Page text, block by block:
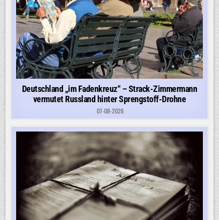
Deutschland „im Fadenkreuz“ – Strack-Zimmermann
vermutet Russland hinter Sprengstoff-Drohne
07-08-2026